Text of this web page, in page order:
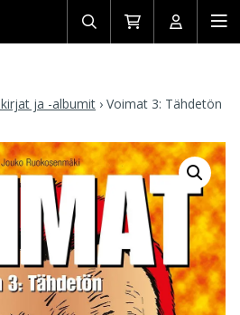
Avaa/sulje
haku
Siirry
ostoskoriin
Avaa/
ja -albumit › Voimat 3: Tähdetön